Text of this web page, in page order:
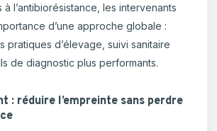
l’antibiorésistance, les intervenants
d’une approche globale :
pratiques d’élevage, suivi sanitaire
de diagnostic plus performants.
: réduire l’empreinte sans perdre